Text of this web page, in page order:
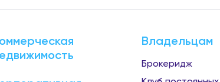
Владельцам
Брокеридж